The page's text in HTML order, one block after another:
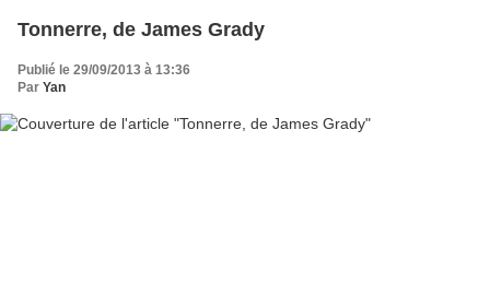
Tonnerre, de James Grady
Publié le 29/09/2013 à 13:36
Par Yan